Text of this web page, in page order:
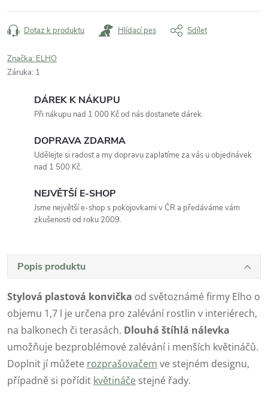
Dotaz k produktu Hlídací pes Sdílet
Značka: ELHO
Záruka: 1
DÁREK K NÁKUPU
Při nákupu nad 1 000 Kč od nás dostanete dárek.
DOPRAVA ZDARMA
Udělejte si radost a my dopravu zaplatíme za vás u objednávek
nad 1 500 Kč.
NEJVĚTŠÍ E-SHOP
Jsme největší e-shop s pokojovkami v ČR a předáváme vám
zkušenosti od roku 2009.
Popis produktu
Stylová plastová konvička od světoznámé firmy Elho o
objemu 1,7 l je určena pro zalévání rostlin v interiérech,
na balkonech či terasách. Dlouhá štíhlá nálevka
umožňuje bezproblémové zalévání i menších květináčů.
Doplnit jí můžete rozprašovačem ve stejném designu,
případně si pořídit květináče stejné řady.